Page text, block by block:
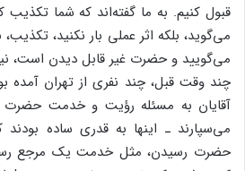
قبول‌ کنیم‌. به‌ ما گفته‌اند که‌ شما تکذیب‌
می‌گوید، بلکه‌ اثر عملی‌ بار نکنید،
می‌گویید و حضرت‌ غیر قابل‌ دیدن‌ است‌،
چند وقت‌ قبل‌، چند نفری‌ از تهران‌ آمده‌
آقایان‌ به‌ مسئله‌ رؤیت‌ و خدمت‌
می‌سپارند ـ اینها به‌ قدری‌ ساده‌
حضرت‌ رسیدن‌، مثل‌ خدمت‌ یک‌ مرجع‌